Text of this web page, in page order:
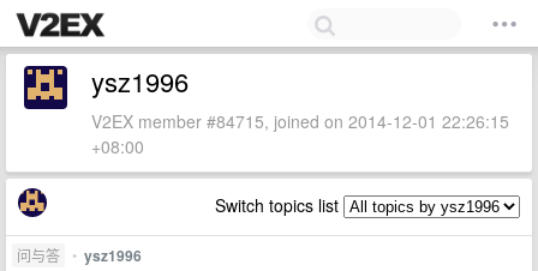
ysz1996
V2EX member #84715, joined on 2014-12-01 22:26:15
+08:00
Switch topics list
问与答 • ysz1996